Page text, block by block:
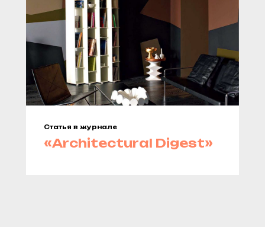
Статья в журнале
«Architectural Digest»